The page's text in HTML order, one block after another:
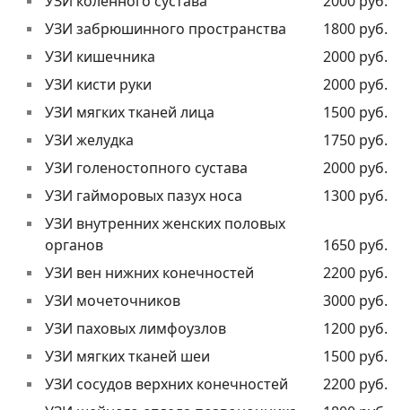
УЗИ забрюшинного пространства
1800 руб.
УЗИ кишечника
2000 руб.
УЗИ кисти руки
2000 руб.
УЗИ мягких тканей лица
1500 руб.
УЗИ желудка
1750 руб.
УЗИ голеностопного сустава
2000 руб.
УЗИ гайморовых пазух носа
1300 руб.
УЗИ внутренних женских половых
органов
1650 руб.
УЗИ вен нижних конечностей
2200 руб.
УЗИ мочеточников
3000 руб.
УЗИ паховых лимфоузлов
1200 руб.
УЗИ мягких тканей шеи
1500 руб.
УЗИ сосудов верхних конечностей
2200 руб.